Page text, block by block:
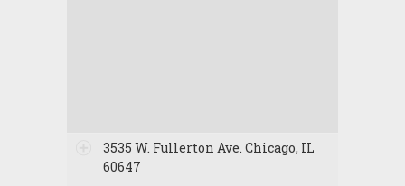
3535 W. Fullerton Ave. Chicago, IL
60647